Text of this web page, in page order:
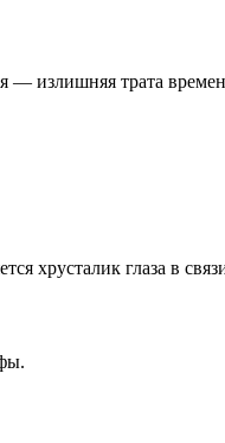
— излишняя трата
хрусталик глаза в